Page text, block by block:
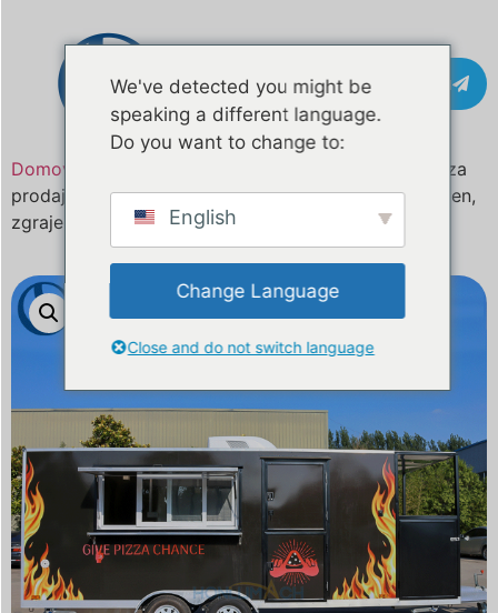
Pišite na
Domov
16.4ft Custom Mobile Food Trailer za
prodajo - DOT & CE certificiran, popolnoma opremljen,
zgrajen po italijanskih standardih
We've detected you might be
speaking a different language.
Do you want to change to:
English
Change Language
Close and do not switch language